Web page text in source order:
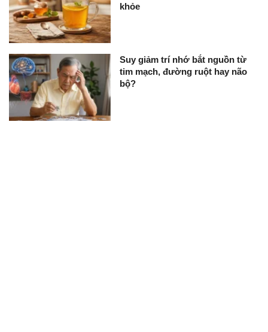
khỏe
Suy giảm trí nhớ bắt nguồn từ
tim mạch, đường ruột hay não
bộ?